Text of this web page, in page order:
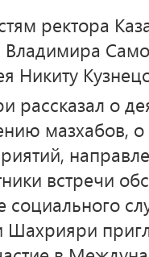
ректора
Никиту
о
мазхабов,
встречи
социального